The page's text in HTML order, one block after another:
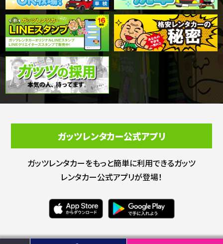
ガッツレンタカー公式アプリ
ガッツレンタカーをもっと簡単に利用できるガッツ
レンタカー公式アプリが登場！